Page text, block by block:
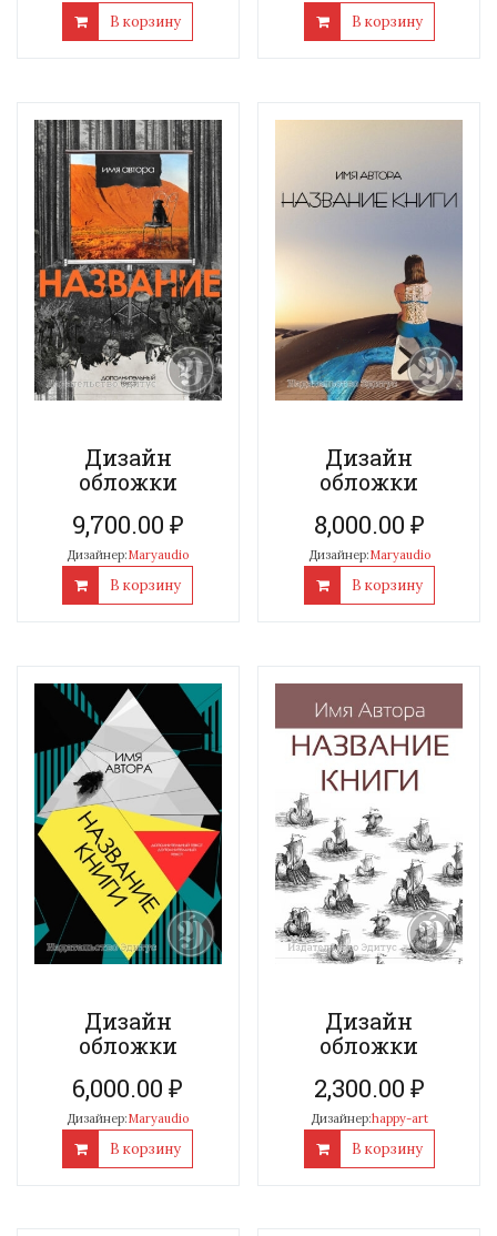
В корзину В корзину
Дизайн
обложки
9,700.00 ₽
Дизайнер:Maryaudio
В корзину
Дизайн
обложки
8,000.00 ₽
Дизайнер:Maryaudio
В корзину
Дизайн
обложки
6,000.00₽
Дизайнер:Maryaudio
В корзину
Дизайн
обложки
2,300.00 ₽
Дизайнер:happy-art
В корзину